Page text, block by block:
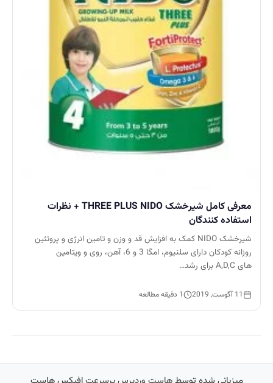
معرفی کامل شیرخشک THREE PLUS NIDO + نظرات
استفاده کنندگان
شیرخشک NIDO کمک به افزایش قد و وزن و تامین انرژی و پروتئین
روزانه کودکان دارای سلنیوم، امگا 3 و 6، آهن، روی و ویتامین
های A,D,C برای رشد…
11 آگوست, 2019 1 دقیقه مطالعه